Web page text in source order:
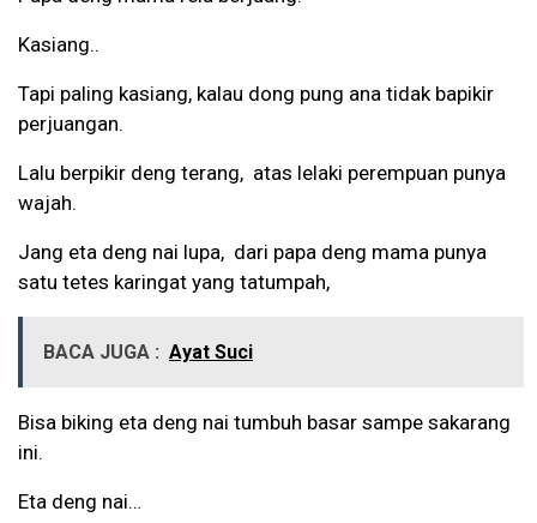
Kasiang..
Tapi paling kasiang, kalau dong pung ana tidak bapikir
perjuangan.
Lalu berpikir deng terang, atas lelaki perempuan punya
wajah.
Jang eta deng nai lupa, dari papa deng mama punya
satu tetes karingat yang tatumpah,
BACA JUGA : Ayat Suci
Bisa biking eta deng nai tumbuh basar sampe sakarang
ini.
Eta deng nai…